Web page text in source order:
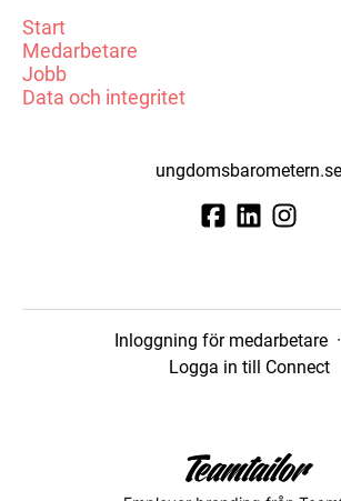
Start
Medarbetare
Jobb
Data och integritet
ungdomsbarometern.se
Inloggning för medarbetare ·
Logga in till Connect